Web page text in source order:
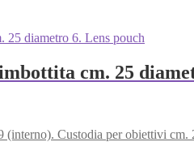
cm. 25
Custodia per obiettivi cm.